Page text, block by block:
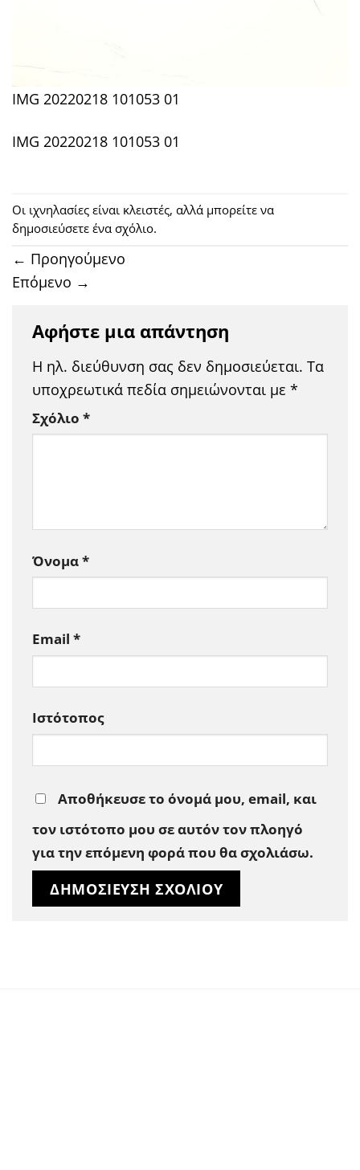
IMG 20220218 101053 01
IMG 20220218 101053 01
Οι ιχνηλασίες είναι κλειστές, αλλά μπορείτε να
δημοσιεύσετε ένα σχόλιο.
← Προηγούμενο
Επόμενο →
Αφήστε μια απάντηση
Η ηλ. διεύθυνση σας δεν δημοσιεύεται. Τα
υποχρεωτικά πεδία σημειώνονται με *
Σχόλιο *
Όνομα*
Email *
Ιστότοπος
Αποθήκευσε το όνομά μου, email, και
τον ιστότοπο μου σε αυτόν τον πλοηγό
για την επόμενη φορά που θα σχολιάσω.